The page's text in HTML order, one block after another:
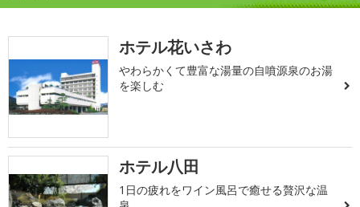
ホテル花いさわ
やわらかくて豊富な湯量の自噴源泉のお湯
を楽しむ
ホテル八田
1日の疲れをワイン風呂で癒せる贅沢な温